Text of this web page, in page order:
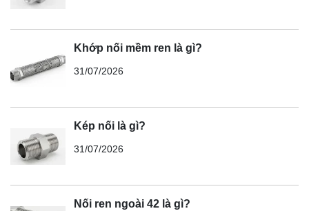
Khớp nối mềm ren là gì?
31/07/2026
Kép nối là gì?
31/07/2026
Nối ren ngoài 42 là gì?